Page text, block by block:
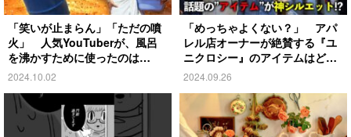
「笑いが止まらん」「ただの噴
火」 人気YouTuberが、風呂
を沸かすために使ったのは…
2024.10.02
「めっちゃよくない？」 アパ
レル店オーナーが絶賛する『ユ
ニクロシー』のアイテムはど
れ？
2024.09.26